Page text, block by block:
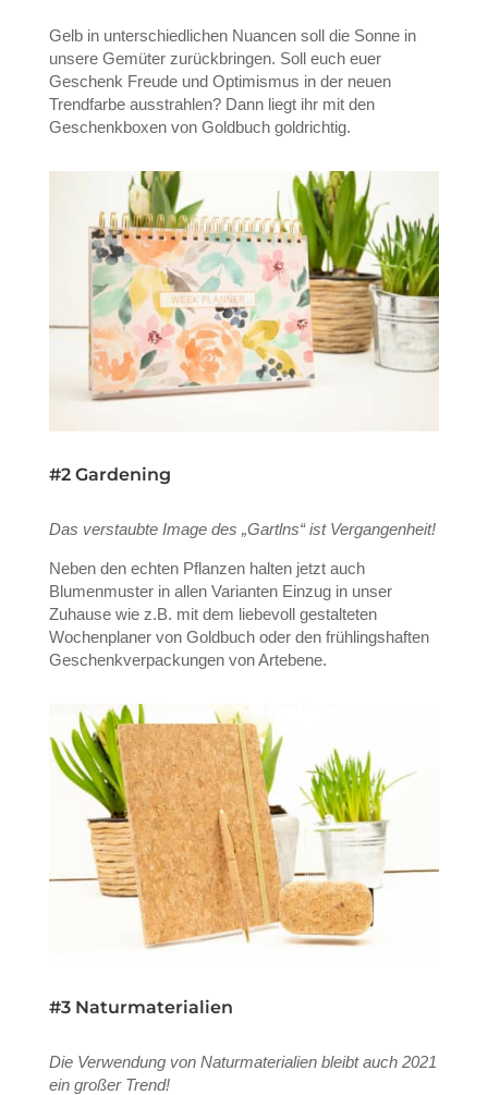
Gelb in unterschiedlichen Nuancen soll die Sonne in
unsere Gemüter zurückbringen. Soll euch euer
Geschenk Freude und Optimismus in der neuen
Trendfarbe ausstrahlen? Dann liegt ihr mit den
Geschenkboxen von Goldbuch goldrichtig.
#2 Gardening
Das verstaubte Image des „Gartlns“ ist Vergangenheit!
Neben den echten Pflanzen halten jetzt auch
Blumenmuster in allen Varianten Einzug in unser
Zuhause wie z.B. mit dem liebevoll gestalteten
Wochenplaner von Goldbuch oder den frühlingshaften
Geschenkverpackungen von Artebene.
#3 Naturmaterialien
Die Verwendung von Naturmaterialien bleibt auch 2021
ein großer Trend!